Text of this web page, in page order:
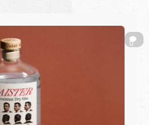
0